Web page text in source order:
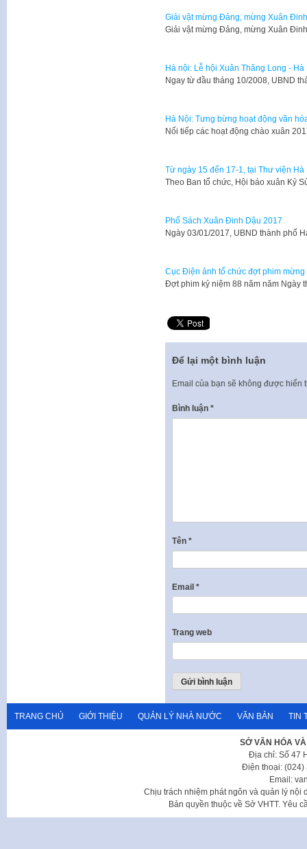
Giải vật mừng Đảng, mừng Xuân
Giải vật mừng Đảng, mừng Xuân
Hà nội: Lễ hội Xuân Thăng Long - Hà
​Ngay từ đầu tháng 10/2008, UBND
Hà Nội: Tưng bừng hoạt động văn
Nối tiếp các hoạt động chào xuân
Từ ngày 15 đến 17-1, tại Thư viện
​Theo Ban tổ chức, Hội báo xuân Kỷ
Phố Sách Xuân Đinh Dậu 2017
Ngày 03/01/2017, UBND thành phố
Cục Điện ảnh tổ chức đợt phim
Đợt phim kỷ niệm 88 năm năm
Để lại một bình luận
Email của bạn sẽ không được hiển
Bình luận *
Tên *
Email *
Trang web
TRANG CHỦ GIỚI THIỆU QUẢN LÝ NHÀ NƯỚC VĂN BẢN TIN
SỞ VĂN HÓA
Địa chỉ: Số 47
Điện thoại: (024)
Email:
Chịu trách nhiệm phát ngôn và quản lý nội
Bản quyền thuộc về Sở VHTT. Yêu